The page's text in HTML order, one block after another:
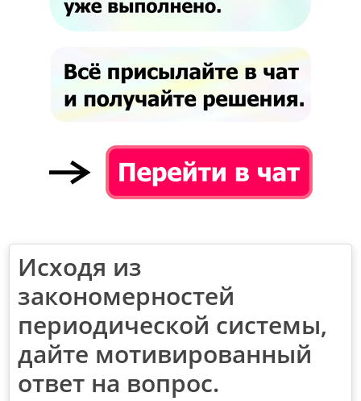
Исходя из
закономерностей
периодической системы,
дайте мотивированный
ответ на вопрос.